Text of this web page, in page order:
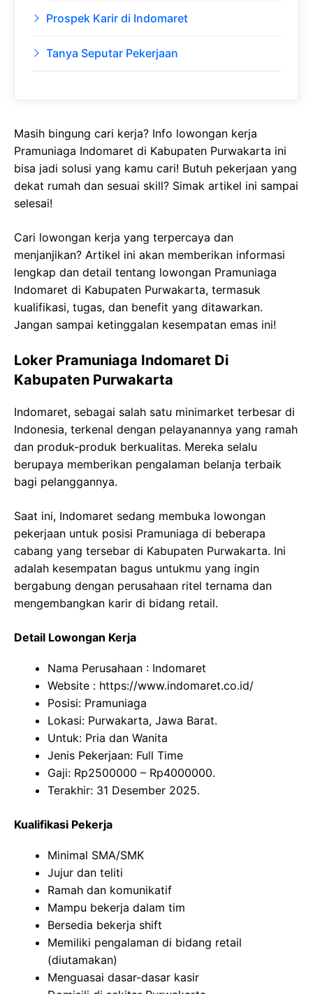
Prospek Karir di Indomaret
Tanya Seputar Pekerjaan
Masih bingung cari kerja? Info lowongan kerja
Pramuniaga Indomaret di Kabupaten Purwakarta ini
bisa jadi solusi yang kamu cari! Butuh pekerjaan yang
dekat rumah dan sesuai skill? Simak artikel ini sampai
selesai!
Cari lowongan kerja yang terpercaya dan
menjanjikan? Artikel ini akan memberikan informasi
lengkap dan detail tentang lowongan Pramuniaga
Indomaret di Kabupaten Purwakarta, termasuk
kualifikasi, tugas, dan benefit yang ditawarkan.
Jangan sampai ketinggalan kesempatan emas ini!
Loker Pramuniaga Indomaret Di
Kabupaten Purwakarta
Indomaret, sebagai salah satu minimarket terbesar di
Indonesia, terkenal dengan pelayanannya yang ramah
dan produk-produk berkualitas. Mereka selalu
berupaya memberikan pengalaman belanja terbaik
bagi pelanggannya.
Saat ini, Indomaret sedang membuka lowongan
pekerjaan untuk posisi Pramuniaga di beberapa
cabang yang tersebar di Kabupaten Purwakarta. Ini
adalah kesempatan bagus untukmu yang ingin
bergabung dengan perusahaan ritel ternama dan
mengembangkan karir di bidang retail.
Detail Lowongan Kerja
Nama Perusahaan : Indomaret
Website : https://www.indomaret.co.id/
Posisi: Pramuniaga
Lokasi: Purwakarta, Jawa Barat.
Untuk: Pria dan Wanita
Jenis Pekerjaan: Full Time
Gaji: Rp2500000 – Rp4000000.
Terakhir: 31 Desember 2025.
Kualifikasi Pekerja
Minimal SMA/SMK
Jujur dan teliti
Ramah dan komunikatif
Mampu bekerja dalam tim
Bersedia bekerja shift
Memiliki pengalaman di bidang retail
(diutamakan)
Menguasai dasar-dasar kasir